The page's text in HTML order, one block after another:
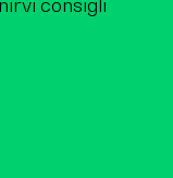
consigli